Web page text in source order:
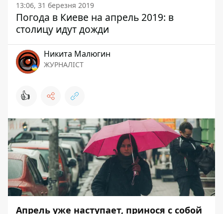
13:06, 31 березня 2019
Погода в Киеве на апрель 2019: в
столицу идут дожди
Никита Малюгин
ЖУРНАЛІСТ
👍
Апрель уже наступает, принося с собой